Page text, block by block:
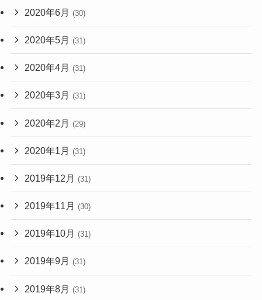
2020年6月 (30)
2020年5月 (31)
2020年4月 (31)
2020年3月 (31)
2020年2月 (29)
2020年1月 (31)
2019年12月 (31)
2019年11月 (30)
2019年10月 (31)
2019年9月 (31)
2019年8月 (31)